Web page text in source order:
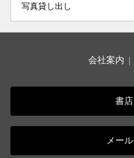
写真貸し出し
会社案内 |
書
メー